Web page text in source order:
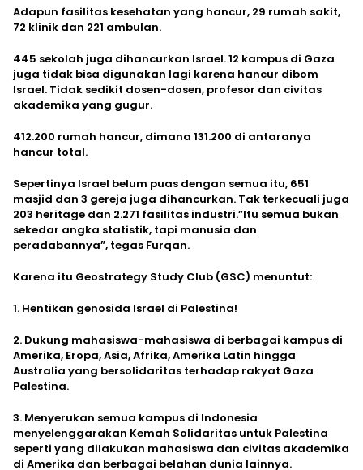
Adapun fasilitas kesehatan yang hancur, 29 rumah sakit,
72 klinik dan 221 ambulan.
445 sekolah juga dihancurkan Israel. 12 kampus di Gaza
juga tidak bisa digunakan lagi karena hancur dibom
Israel. Tidak sedikit dosen-dosen, profesor dan civitas
akademika yang gugur.
412.200 rumah hancur, dimana 131.200 di antaranya
hancur total.
Sepertinya Israel belum puas dengan semua itu, 651
masjid dan 3 gereja juga dihancurkan. Tak terkecuali juga
203 heritage dan 2.271 fasilitas industri.”Itu semua bukan
sekedar angka statistik, tapi manusia dan
peradabannya”, tegas Furqan.
Karena itu Geostrategy Study Club (GSC) menuntut:
1. Hentikan genosida Israel di Palestina!
2. Dukung mahasiswa-mahasiswa di berbagai kampus di
Amerika, Eropa, Asia, Afrika, Amerika Latin hingga
Australia yang bersolidaritas terhadap rakyat Gaza
Palestina.
3. Menyerukan semua kampus di Indonesia
menyelenggarakan Kemah Solidaritas untuk Palestina
seperti yang dilakukan mahasiswa dan civitas akademika
di Amerika dan berbagai belahan dunia lainnya.